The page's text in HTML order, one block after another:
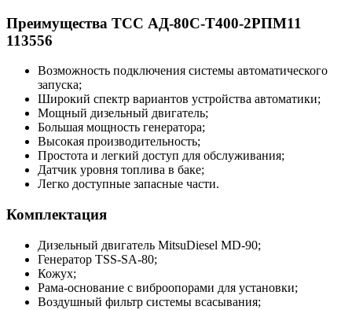
Преимущества ТСС АД-80С-Т400-2РПМ11
113556
Возможность подключения системы автоматического
запуска;
Широкий спектр вариантов устройства автоматики;
Мощный дизельный двигатель;
Большая мощность генератора;
Высокая производительность;
Простота и легкий доступ для обслуживания;
Датчик уровня топлива в баке;
Легко доступные запасные части.
Комплектация
Дизельный двигатель MitsuDiesel MD-90;
Генератор TSS-SA-80;
Кожух;
Рама-основание с виброопорами для установки;
Воздушный фильтр системы всасывания;